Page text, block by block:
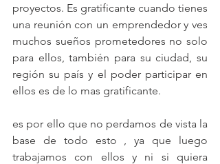
proyectos. Es gratificante cuando tienes
una reunión con un emprendedor y ves
muchos sueños prometedores no solo
para ellos, también para su ciudad, su
región su país y el poder participar en
ellos es de lo mas gratificante.
es por ello que no perdamos de vista la
base de todo esto , ya que luego
trabajamos con ellos y ni si quiera